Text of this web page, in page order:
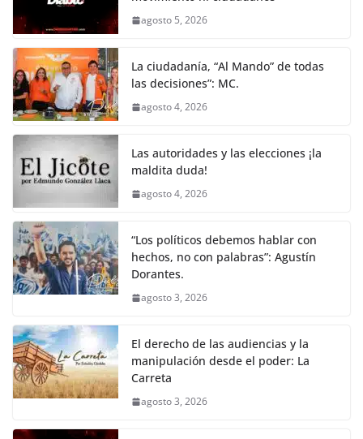
b
o
o
k
A
p
n
er
a ar
agosto 5, 2026
La ciudadanía, “Al Mando” de todas
las decisiones”: MC.
agosto 4, 2026
Las autoridades y las elecciones ¡la
maldita duda!
agosto 4, 2026
“Los políticos debemos hablar con
hechos, no con palabras”: Agustín
Dorantes.
agosto 3, 2026
El derecho de las audiencias y la
manipulación desde el poder: La
Carreta
agosto 3, 2026